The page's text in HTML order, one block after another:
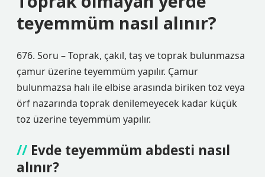
teyemmüm nasıl alınır?
676. Soru – Toprak, çakıl, taş ve toprak bulunmazsa
çamur üzerine teyemmüm yapılır. Çamur
bulunmazsa halı ile elbise arasında biriken toz veya
örf nazarında toprak denilemeyecek kadar küçük
toz üzerine teyemmüm yapılır.
Evde teyemmüm abdesti nasıl
alınır?